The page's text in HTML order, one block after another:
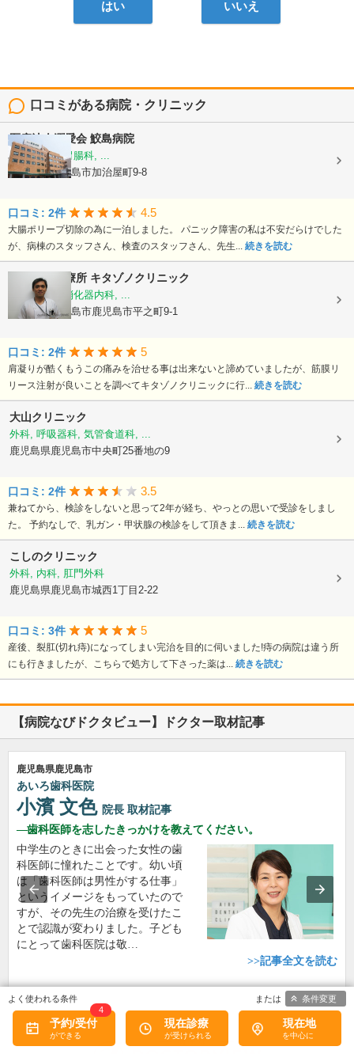
はい いいえ
口コミがある病院・クリニック
医療法人潤愛会 鮫島病院
内科, 外科, 胃腸科, ...
鹿児島県鹿児島市加治屋町9-8
口コミ: 2件 4.5
大腸ポリープ切除の為に一泊しました。 パニック障害の私は不安だらけでした
が、病棟のスタッフさん、検査のスタッフさん、先生... 続きを読む
夜間休日診療所 キタゾノクリニック
内科, 外科, 消化器内科, ...
鹿児島県鹿児島市鹿児島市平之町9-1
口コミ: 2件 5
肩凝りが酷くもうこの痛みを治せる事は出来ないと諦めていましたが、筋膜リ
リース注射が良いことを調べてキタゾノクリニックに行... 続きを読む
大山クリニック
外科, 呼吸器科, 気管食道科, ...
鹿児島県鹿児島市中央町25番地の9
口コミ: 2件 3.5
兼ねてから、検診をしないと思って2年が経ち、やっとの思いで受診をしまし
た。 予約なしで、乳ガン・甲状腺の検診をして頂きま... 続きを読む
こしのクリニック
外科, 内科, 肛門外科
鹿児島県鹿児島市城西1丁目2-22
口コミ: 3件 5
産後、裂肛(切れ痔)になってしまい完治を目的に伺いました!痔の病院は違う所
にも行きましたが、こちらで処方して下さった薬は... 続きを読む
【病院なびドクタビュー】ドクター取材記事
鹿児島県鹿児島市
あいろ歯科医院
小濱 文色 院長 取材記事
歯科医師を志したきっかけを教えてください。
中学生のときに出会った女性の歯
科医師に憧れたことです。幼い頃
は「歯科医師は男性がする仕事」
というイメージをもっていたので
すが、その先生の治療を受けたこ
とで認識が変わりました。子ども
にとって歯科医院は敬…
>>記事全文を読む
予約/受付
4
現在診療 現在地
条件変更